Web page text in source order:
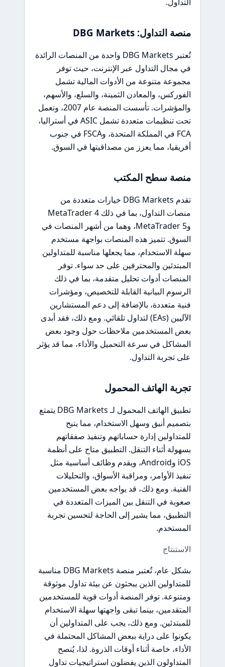
منصة التداول: DBG Markets
تُعتبر DBG Markets واحدة من المنصات الرائدة
في مجال التداول عبر الإنترنت، حيث توفر
مجموعة متنوعة من الأدوات المالية تشمل
الفوركس، والمعادن الثمينة، والسلع، والأسهم،
والمؤشرات. تأسست المنصة عام 2007، وتعمل
تحت تنظيمات متعددة تشمل ASIC في أستراليا،
FCA في المملكة المتحدة، وFSCA في جنوب
أفريقيا، مما يعزز من مصداقيتها في السوق.
منصة سطح المكتب
تقدم DBG Markets خيارات متعددة من
منصات التداول، بما في ذلك MetaTrader 4
وMetaTrader 5، وهما من أشهر المنصات في
السوق. تتميز هذه المنصات بواجهة مستخدم
سهلة الاستخدام، مما يجعلها مناسبة للمتداولين
المبتدئين والمحترفين على حد سواء. توفر
المنصات أدوات تحليل متقدمة، بما في ذلك
الرسوم البيانية القابلة للتخصيص، ومؤشرات
فنية متعددة، بالإضافة إلى دعم المستشارين
الآليين (EAs) لتداول تلقائي. ومع ذلك، فقد أبدى
بعض المستخدمين ملاحظات حول وجود بعض
المشاكل في سرعة التحميل والأداء، مما قد يؤثر
على تجربة التداول.
تجربة الهاتف المحمول
تطبيق الهاتف المحمول لـ DBG Markets يتمتع
بتصميم أنيق وسهل الاستخدام، مما يتيح
للمتداولين إدارة حساباتهم وتنفيذ صفقاتهم
بسهولة أثناء التنقل. التطبيق متاح على أنظمة
iOS وAndroid، ويقدم وظائف أساسية مثل
تنفيذ الأوامر، ومراقبة الأسواق، والتحليلات
الفنية. ومع ذلك، قد يواجه بعض المستخدمين
صعوبة في التنقل بين الميزات المتعددة في
التطبيق، مما يشير إلى الحاجة لتحسين تجربة
المستخدم.
الاستنتاج
بشكل عام، تُعتبر منصة DBG Markets مناسبة
للمتداولين الذين يبحثون عن بيئة تداول موثوقة
ومتنوعة. توفر المنصة أدوات قوية للمستخدمين
المتقدمين، بينما تبقى واجهتها سهلة الاستخدام
للمبتدئين. ومع ذلك، يجب على المتداولين أن
يكونوا على دراية ببعض المشاكل المحتملة في
الأداء، خاصة أثناء أوقات الذروة. لذا، يُنصح
المتداولون الذين يفضلون استراتيجيات تداول